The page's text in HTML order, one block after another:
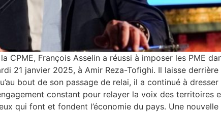
CPME, François Asselin a réussi à imposer les PME
21 janvier 2025, à Amir Reza-Tofighi. Il laisse
bout de son passage de relai, il a continué à
constant pour relayer la voix des territoires
qui font et fondent l’économie du pays. Une